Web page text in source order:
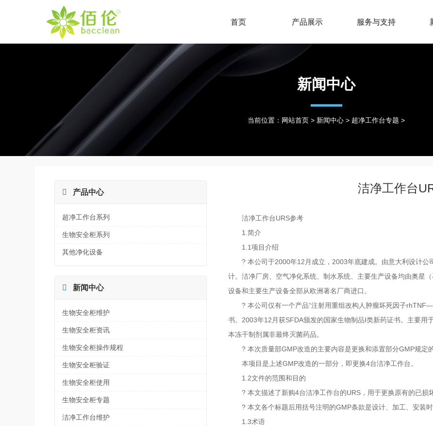
首页 产品展示 服务与支持
新闻中心
当前位置： 网站首页 > 新闻中心 > 超净工作台专题 >
 产品中心
超净工作台系列
生物安全柜系列
其他净化设备
 新闻中心
生物安全柜维护
生物安全柜资讯
生物安全柜操作规程
生物安全柜验证
生物安全柜使用
生物安全柜专题
洁净工作台维护
洁净工作台
洁净工作台URS参考
1.简介
1.1项目介绍
? 本公司于2000年12月成立，2003年底建成。由意大利设计公
计。洁净厂房、空气净化系统、制水系统、主要生产设备均由奥星
设备和主要生产设备全部从欧洲著名厂商进口。
? 本公司仅有一个产品“注射用重组改构人肿瘤坏死因子
书。2003年12月获SFDA颁发的国家生物制品Ⅰ类新药证书。主要用
本冻干制剂属非最终灭菌药品。
? 本次质量部GMP改造的主要内容是更换和添置部分GMP规定
本项目是上述GMP改造的一部分，即更换4台洁净工作台。
1.2文件的范围和目的
? 本文描述了新购4台洁净工作台的URS，用于更换原有的已损
? 本文各个标题后用括号注明的GMP条款是设计、加工、安装时
1.3术语